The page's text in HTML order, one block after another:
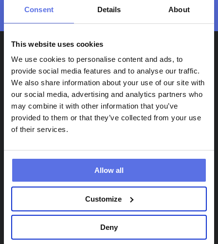
Consent Details About
This website uses cookies
We use cookies to personalise content and ads, to
provide social media features and to analyse our traffic.
We also share information about your use of our site with
our social media, advertising and analytics partners who
may combine it with other information that you’ve
provided to them or that they’ve collected from your use
of their services.
Allow all
Customize
Deny
aufeinanderfolgende Zeitfenster – so könnt Ihr
gemeinsam teilnehmen.
Zusammen trainieren